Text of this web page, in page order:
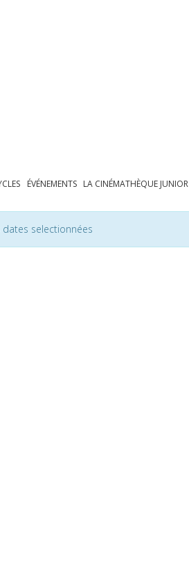
ÉVÉNEMENTS LA CINÉMATHÈQUE JUNIOR
selectionnées